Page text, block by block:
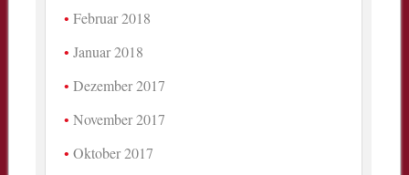
Februar 2018
Januar 2018
Dezember 2017
November 2017
Oktober 2017